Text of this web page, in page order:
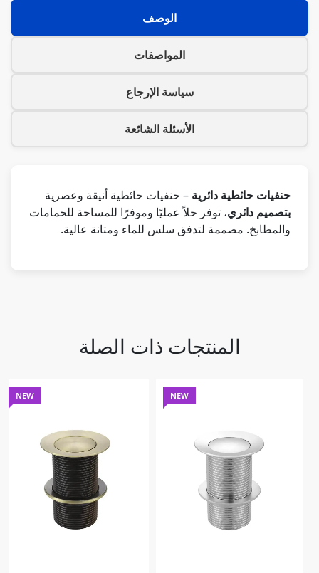
الوصف
المواصفات
سياسة الإرجاع
الأسئلة الشائعة
حنفيات حائطية دائرية – حنفيات حائطية أنيقة وعصرية
بتصميم دائري، توفر حلاً عمليًا وموفرًا للمساحة للحمامات
والمطابخ. مصممة لتدفق سلس للماء ومتانة عالية.
المنتجات ذات الصلة
NEW NEW